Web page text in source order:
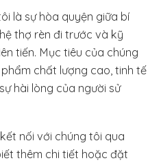
là sự hòa quyện giữa bí
thợ rèn đi trước và kỹ
tiến. Mục tiêu của chúng
chất lượng cao, tinh tế
hài lòng của người sử
nối với chúng tôi qua
thêm chi tiết hoặc đặt